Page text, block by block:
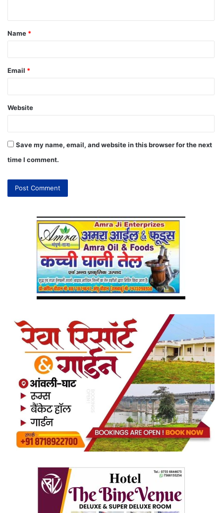
Name *
Email *
Website
Save my name, email, and website in this browser for the next
time I comment.